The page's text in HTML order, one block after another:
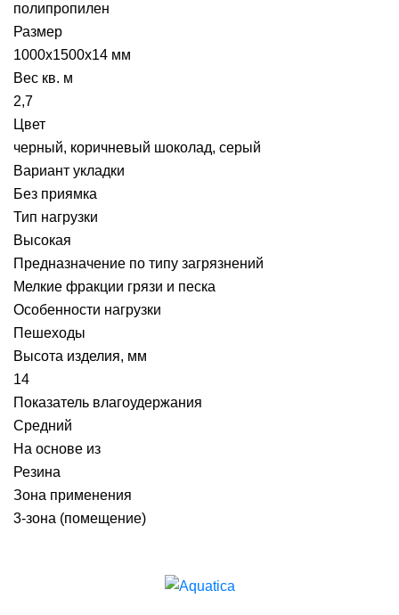
полипропилен
Размер
1000x1500x14 мм
Вес кв. м
2,7
Цвет
черный, коричневый шоколад, серый
Вариант укладки
Без приямка
Тип нагрузки
Высокая
Предназначение по типу загрязнений
Мелкие фракции грязи и песка
Особенности нагрузки
Пешеходы
Высота изделия, мм
14
Показатель влагоудержания
Средний
На основе из
Резина
Зона применения
3-зона (помещение)